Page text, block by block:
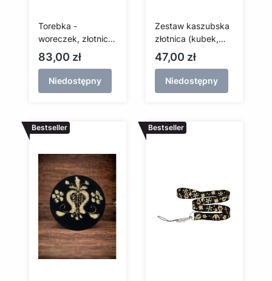
Torebka -
woreczek, złotnica
kaszubska
Cena
83,00 zł
Niedostępny
Zestaw kaszubska
złotnica (kubek,
podkładka pod
mysz, smycz)
Cena
47,00 zł
Niedostępny
Bestseller Bestseller